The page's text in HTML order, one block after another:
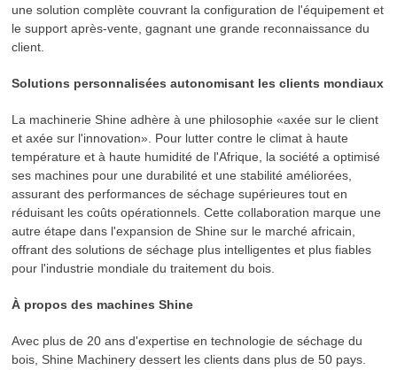
une solution complète couvrant la configuration de l'équipement et
le support après-vente, gagnant une grande reconnaissance du
client.
Solutions personnalisées autonomisant les clients mondiaux
La machinerie Shine adhère à une philosophie «axée sur le client
et axée sur l'innovation». Pour lutter contre le climat à haute
température et à haute humidité de l'Afrique, la société a optimisé
ses machines pour une durabilité et une stabilité améliorées,
assurant des performances de séchage supérieures tout en
réduisant les coûts opérationnels. Cette collaboration marque une
autre étape dans l'expansion de Shine sur le marché africain,
offrant des solutions de séchage plus intelligentes et plus fiables
pour l'industrie mondiale du traitement du bois.
À propos des machines Shine
Avec plus de 20 ans d'expertise en technologie de séchage du
bois, Shine Machinery dessert les clients dans plus de 50 pays.